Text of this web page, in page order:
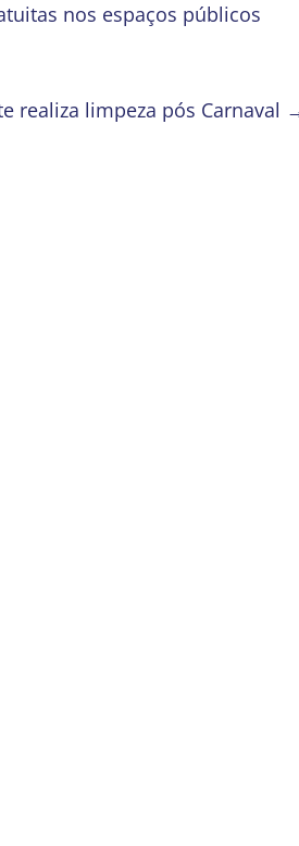
nos espaços públicos
realiza limpeza pós Carnaval